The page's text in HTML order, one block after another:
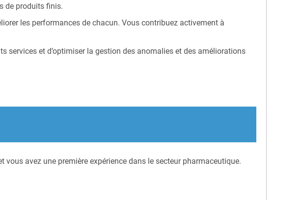
de produits finis.
les performances de chacun. Vous contribuez activement à
services et d’optimiser la gestion des anomalies et des améliorations
avez une première expérience dans le secteur pharmaceutique.